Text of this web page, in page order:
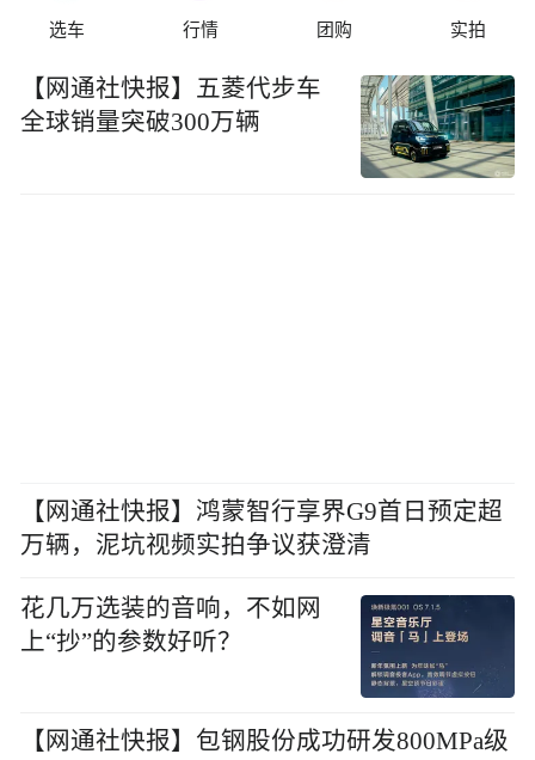
选车 行情 团购 实拍
【网通社快报】五菱代步车
全球销量突破300万辆
【网通社快报】鸿蒙智行享界G9首日预定超
万辆，泥坑视频实拍争议获澄清
花几万选装的音响，不如网
上“抄”的参数好听？
【网通社快报】包钢股份成功研发800MPa级